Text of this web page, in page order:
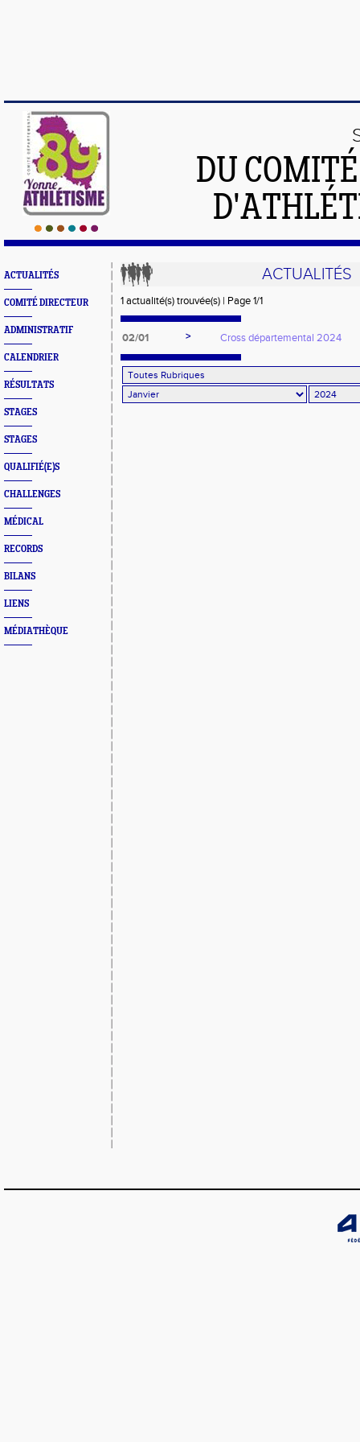
DU
ACTUALITÉS
COMITÉ DIRECTEUR
ADMINISTRATIF
CALENDRIER
RÉSULTATS
STAGES
STAGES
QUALIFIÉ(E)S
CHALLENGES
MÉDICAL
RECORDS
BILANS
LIENS
MÉDIATHÈQUE
ACTUALITÉS
1 actualité(s) trouvée(s) | Page 1/1
02/01 > Cross départemental 2024